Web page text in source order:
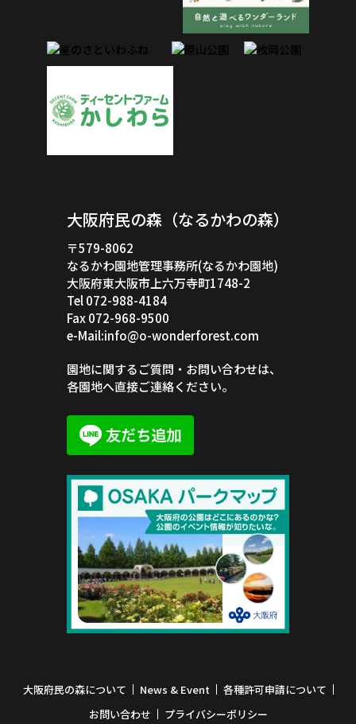
大阪府民の森（なるかわの森）
〒579-8062
なるかわ園地管理事務所(なるかわ園地)
大阪府東大阪市上六万寺町1748-2
Tel 072-988-4184
Fax 072-968-9500
e-Mail:info@o-wonderforest.com
園地に関するご質問・お問い合わせは、
各園地へ直接ご連絡ください。
大阪府民の森について News & Event
各種許可申請について
お問い合わせ
プライバシーポリシー